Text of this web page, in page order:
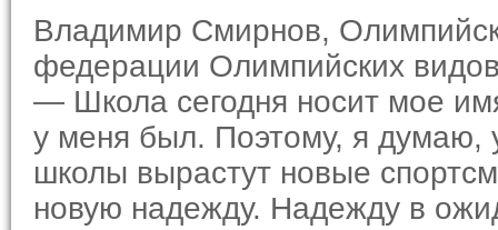
Владимир Смирнов,
федерации Олимпийских
— Школа сегодня носит мое
у меня был. Поэтому, я думаю,
школы вырастут новые
новую надежду. Надежду в